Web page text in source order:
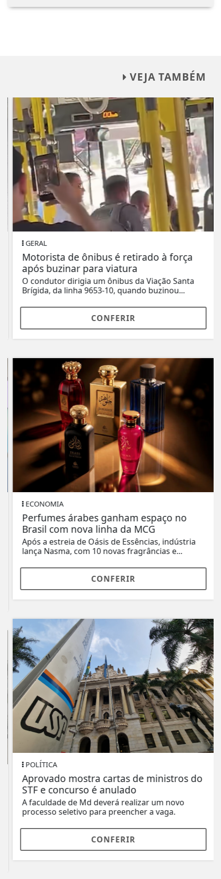
VEJA TAMBÉM
GERAL
Motorista de ônibus é retirado à força
após buzinar para viatura
O condutor dirigia um ônibus da Viação Santa
Brígida, da linha 9653-10, quando buzinou...
CONFERIR
ECONOMIA
Perfumes árabes ganham espaço no
Brasil com nova linha da MCG
Após a estreia de Oásis de Essências, indústria
lança Nasma, com 10 novas fragrâncias e...
CONFERIR
POLÍTICA
Aprovado mostra cartas de ministros do
STF e concurso é anulado
A faculdade de Md deverá realizar um novo
processo seletivo para preencher a vaga.
CONFERIR